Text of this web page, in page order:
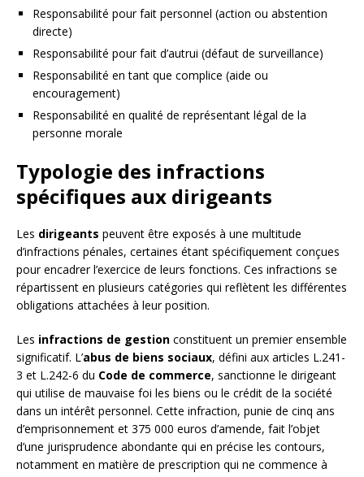
Responsabilité pour fait personnel (action ou abstention
directe)
Responsabilité pour fait d’autrui (défaut de surveillance)
Responsabilité en tant que complice (aide ou
encouragement)
Responsabilité en qualité de représentant légal de la
personne morale
Typologie des infractions
spécifiques aux dirigeants
Les dirigeants peuvent être exposés à une multitude
d’infractions pénales, certaines étant spécifiquement conçues
pour encadrer l’exercice de leurs fonctions. Ces infractions se
répartissent en plusieurs catégories qui reflètent les différentes
obligations attachées à leur position.
Les infractions de gestion constituent un premier ensemble
significatif. L’abus de biens sociaux, défini aux articles L.241-
3 et L.242-6 du Code de commerce, sanctionne le dirigeant
qui utilise de mauvaise foi les biens ou le crédit de la société
dans un intérêt personnel. Cette infraction, punie de cinq ans
d’emprisonnement et 375 000 euros d’amende, fait l’objet
d’une jurisprudence abondante qui en précise les contours,
notamment en matière de prescription qui ne commence à